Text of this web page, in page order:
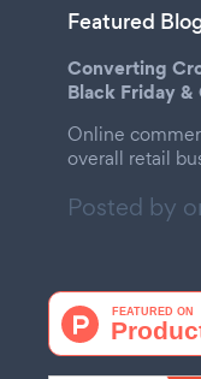
Featured
Converting
Black Friday
Online
overall retail
Posted by